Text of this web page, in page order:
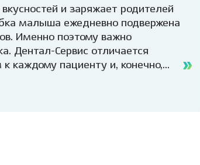
и заряжает родителей
малыша ежедневно подвержена
Именно поэтому важно
Дентал-Сервис отличается
каждому пациенту и, конечно,
приключением, где мы победим